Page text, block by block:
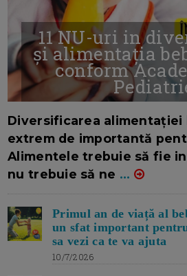
11 NU-uri in
și alimentația
conform
Diversificarea alimentației
extrem de importantă
Alimentele trebuie să fie
nu trebuie să ne ...
Primul an de viață al
un sfat important
sa vezi ca te va ajuta
10/7/2026